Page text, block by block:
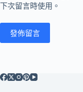
下次留言時使用。
發佈留言